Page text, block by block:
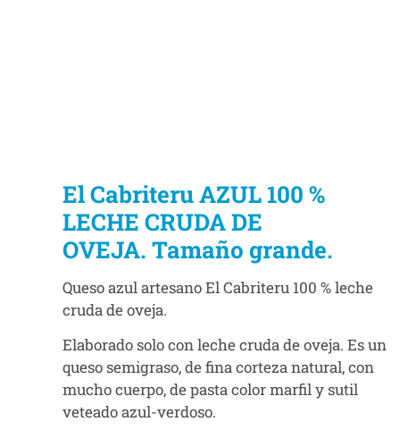
El Cabriteru AZUL 100 %
LECHE CRUDA DE
OVEJA. Tamaño grande.
Queso azul artesano El Cabriteru 100 % leche
cruda de oveja.
Elaborado solo con leche cruda de oveja. Es un
queso semigraso, de fina corteza natural, con
mucho cuerpo, de pasta color marfil y sutil
veteado azul-verdoso.